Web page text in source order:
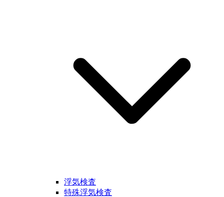
浮気検査
特殊浮気検査